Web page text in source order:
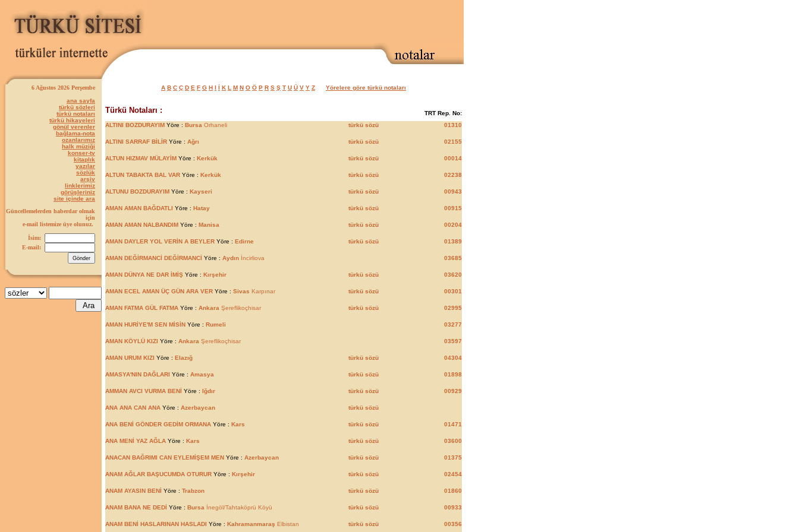
6 Ağustos 2026 Perşembe
ana sayfa
türkü sözleri
türkü notaları
türkü hikayeleri
gönül verenler
bağlama-nota
ozanlarımız
halk müziği
konser-tv
kitaplık
yazılar
sözlük
arşiv
linklerimiz
görüşleriniz
site içinde ara
Güncellemelerden haberdar olmak
için
e-mail listemize üye olunuz.
İsim:
E-mail:
A B C Ç D E F G H I İ K L M N O Ö P R S Ş T U Ü V Y Z Yörelere göre türkü notaları
Türkü Notaları :
TRT Rep. No:
ALTINI BOZDURAYIM Yöre : Bursa Orhaneli türkü sözü 01310
ALTINI SARRAF BİLİR Yöre : Ağrı türkü sözü 02155
ALTUN HIZMAV MÜLAYİM Yöre : Kerkük türkü sözü 00014
ALTUN TABAKTA BAL VAR Yöre : Kerkük türkü sözü 02238
ALTUNU BOZDURAYIM Yöre : Kayseri türkü sözü 00943
AMAN AMAN BAĞDATLI Yöre : Hatay türkü sözü 00915
AMAN AMAN NALBANDIM Yöre : Manisa türkü sözü 00204
AMAN DAYLER YOL VERİN A BEYLER Yöre : Edirne türkü sözü 01389
AMAN DEĞİRMANCİ DEĞİRMANCİ Yöre : Aydın İncirliova 03685
AMAN DÜNYA NE DAR İMİŞ Yöre : Kırşehir türkü sözü 03620
AMAN ECEL AMAN ÜÇ GÜN ARA VER Yöre : Sivas Karpınar türkü sözü 00301
AMAN FATMA GÜL FATMA Yöre : Ankara Şereflikoçhisar türkü sözü 02995
AMAN HURİYE'M SEN MİSİN Yöre : Rumeli 03277
AMAN KÖYLÜ KIZI Yöre : Ankara Şereflikoçhisar 03597
AMAN URUM KIZI Yöre : Elazığ türkü sözü 04304
AMASYA'NIN DAĞLARI Yöre : Amasya türkü sözü 01898
AMMAN AVCI VURMA BENİ Yöre : Iğdır türkü sözü 00929
ANA ANA CAN ANA Yöre : Azerbaycan türkü sözü
ANA BENİ GÖNDER GEDİM ORMANA Yöre : Kars türkü sözü 01471
ANA MENİ YAZ AĞLA Yöre : Kars türkü sözü 03600
ANACAN BAĞRIMI CAN EYLEMİŞEM MEN Yöre : Azerbaycan türkü sözü 01375
ANAM AĞLAR BAŞUCUMDA OTURUR Yöre : Kırşehir türkü sözü 02454
ANAM AYASIN BENİ Yöre : Trabzon türkü sözü 01860
ANAM BANA NE DEDİ Yöre : Bursa İnegöl/Tahtaköprü Köyü türkü sözü 00933
ANAM BENİ HASLARINAN HASLADI Yöre : Kahramanmaraş Elbistan türkü sözü 00356